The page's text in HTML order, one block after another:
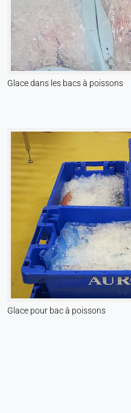
Glace dans les bacs à poissons
Glace pour bac à poissons